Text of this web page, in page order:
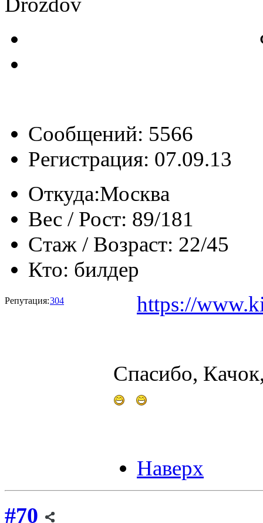
Сообщений: 5566
Регистрация: 07.09.13
Откуда:Москва
Вес / Рост: 89/181
Стаж / Возраст: 22/45
Кто: билдер
Репутация:304 https://
Спасибо,
Наверх
#70